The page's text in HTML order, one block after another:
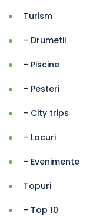
Turism
- Drumetii
- Piscine
- Pesteri
- City trips
- Lacuri
- Evenimente
Topuri
- Top 10